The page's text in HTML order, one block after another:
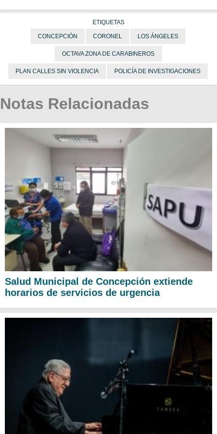
ETIQUETAS
CONCEPCIÓN CORONEL LOS ÁNGELES
OCTAVA ZONA DE CARABINEROS
PLAN CALLES SIN VIOLENCIA POLICÍA DE INVESTIGACIONES
Notas Relacionadas
Salud Municipal de Concepción extiende
horarios de servicios de urgencia